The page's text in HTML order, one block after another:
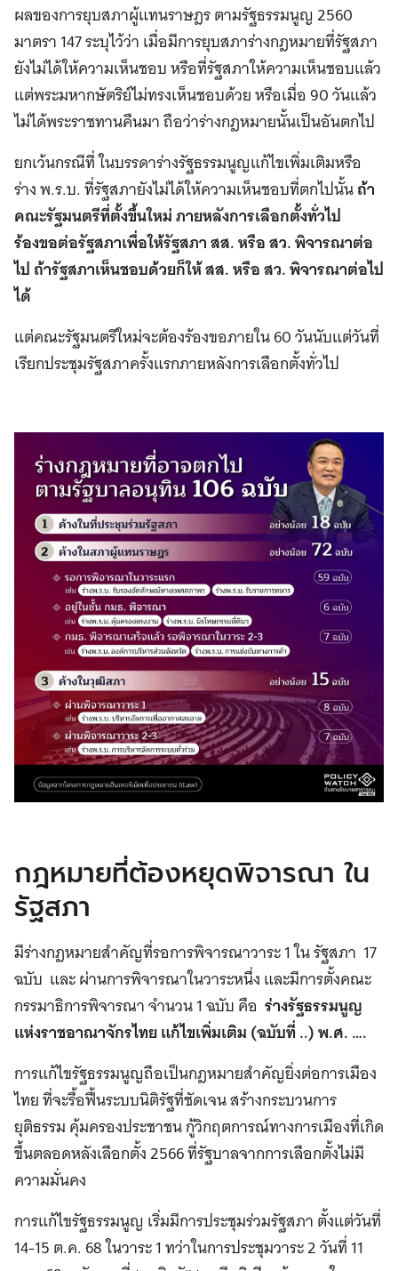
ผลของการยุบสภาผู้แทนราษฎร ตามรัฐธรรมนูญ 2560
มาตรา 147 ระบุไว้ว่า เมื่อมีการยุบสภาร่างกฎหมายที่รัฐสภา
ยังไม่ได้ให้ความเห็นชอบ หรือที่รัฐสภาให้ความเห็นชอบแล้ว
แต่พระมหากษัตริย์ไม่ทรงเห็นชอบด้วย หรือเมื่อ 90 วันแล้ว
ไม่ได้พระราชทานคืนมา ถือว่าร่างกฎหมายนั้นเป็นอันตกไป
ยกเว้นกรณีที่ ในบรรดาร่างรัฐธรรมนูญแก้ไขเพิ่มเติมหรือ
ร่าง พ.ร.บ. ที่รัฐสภายังไม่ได้ให้ความเห็นชอบที่ตกไปนั้นถ้า
คณะรัฐมนตรีที่ตั้งขึ้นใหม่ ภายหลังการเลือกตั้งทั่วไป
ร้องขอต่อรัฐสภาเพื่อให้รัฐสภา สส. หรือ สว. พิจารณาต่อ
ไป ถ้ารัฐสภาเห็นชอบด้วยก็ให้ สส. หรือ สว. พิจารณาต่อไป
ได้
แต่คณะรัฐมนตรีใหม่จะต้องร้องขอภายใน 60 วันนับแต่วันที่
เรียกประชุมรัฐสภาครั้งแรกภายหลังการเลือกตั้งทั่วไป
กฎหมายที่ต้องหยุดพิจารณา ใน
รัฐสภา
มีร่างกฎหมายสำคัญที่รอการพิจารณาวาระ 1 ใน รัฐสภา 17
ฉบับ และ ผ่านการพิจารณาในวาระหนึ่ง และมีการตั้งคณะ
กรรมาธิการพิจารณา จำนวน 1 ฉบับ คือ ร่างรัฐธรรมนูญ
แห่งราชอาณาจักรไทย แก้ไขเพิ่มเติม (ฉบับที่ ..) พ.ศ. ….
การแก้ไขรัฐธรรมนูญถือเป็นกฎหมายสำคัญยิ่งต่อการเมือง
ไทย ที่จะรื้อฟื้นระบบนิติรัฐที่ชัดเจน สร้างกระบวนการ
ยุติธรรม คุ้มครองประชาชน กู้วิกฤตการณ์ทางการเมืองที่เกิด
ขึ้นตลอดหลังเลือกตั้ง 2566 ที่รัฐบาลจากการเลือกตั้งไม่มี
ความมั่นคง
การแก้ไขรัฐธรรมนูญ เริ่มมีการประชุมร่วมรัฐสภา ตั้งแต่วันที่
14-15 ต.ค. 68 ในวาระ 1 ทว่าในการประชุมวาระ 2 วันที่ 11